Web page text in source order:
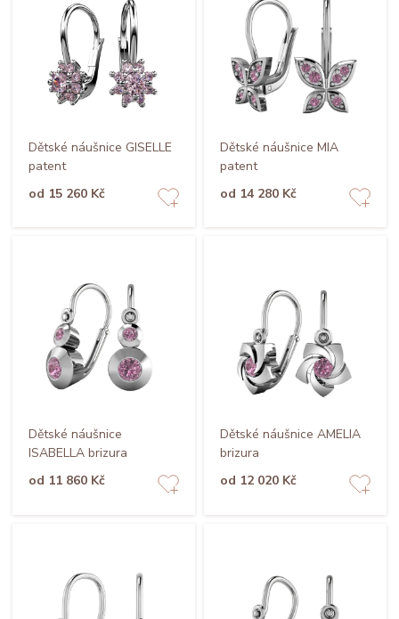
Dětské náušnice GISELLE
patent
od 15 260 Kč
Dětské náušnice MIA
patent
od 14 280 Kč
Dětské náušnice
ISABELLA brizura
od 11 860 Kč
Dětské náušnice AMELIA
brizura
od 12 020 Kč